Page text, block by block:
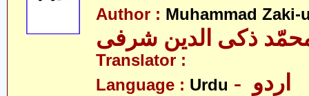
Author : Muhammad
ذکی الدین شرفی
Translator :
Language : Urdu